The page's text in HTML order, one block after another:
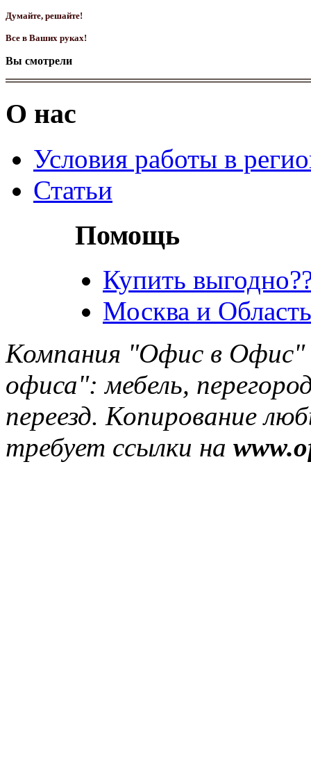
Думайте, решайте!
Все в Ваших руках!
Вы смотрели
О нас
Условия работы в
Статьи
Помощь
Купить
Москва и
Компания "Офис в Офис"
офиса": мебель,
переезд. Копирование
требует ссылки на